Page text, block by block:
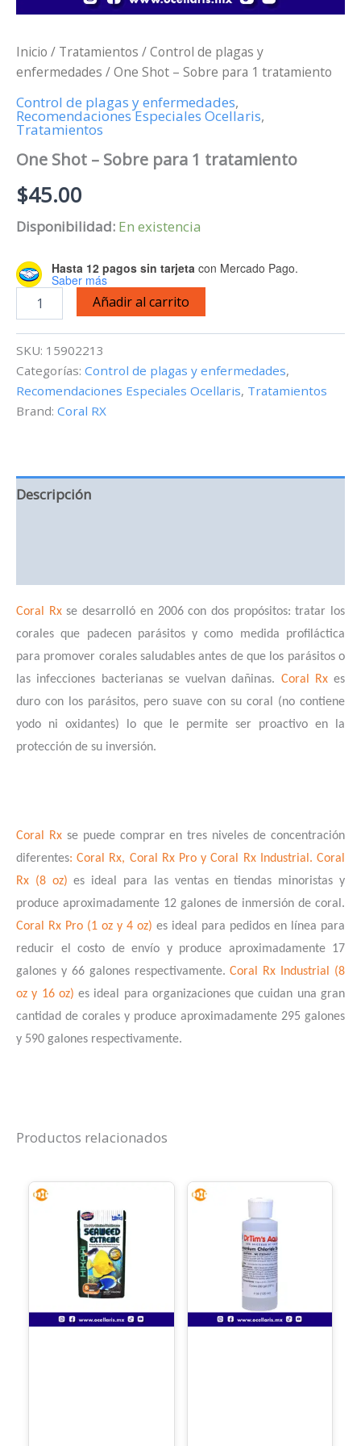
Inicio / Tratamientos /Control de plagas y
enfermedades / One Shot – Sobre para 1 tratamiento
Control de plagas y enfermedades,
Recomendaciones Especiales Ocellaris,
Tratamientos
One Shot – Sobre para 1 tratamiento
$45.00
Disponibilidad: En existencia
Hasta 12 pagos sin tarjeta con Mercado Pago.
Saber más
para
1
tratamiento
cantidad
Añadir al carrito
SKU: 15902213
Categorías: Control de plagas y enfermedades,
Recomendaciones Especiales Ocellaris, Tratamientos
Brand: Coral RX
Descripción
Coral Rxse desarrolló en 2006 con dos propósitos: tratar los
corales que padecen parásitos y como medida profiláctica
para promover corales saludables antes de que los parásitos o
las infecciones bacterianas se vuelvan dañinas. Coral Rxes
duro con los parásitos, pero suave con su coral (no contiene
yodo ni oxidantes) lo que le permite ser proactivo en la
protección de su inversión.
Coral Rxse puede comprar en tres niveles de concentración
diferentes: Coral Rx, Coral Rx Pro y Coral Rx Industrial. Coral
Rx (8 oz) es ideal para las ventas en tiendas minoristas y
produce aproximadamente 12 galones de inmersión de coral.
Coral Rx Pro (1 oz y 4 oz) es ideal para pedidos en línea para
reducir el costo de envío y produce aproximadamente 17
galones y 66 galones respectivamente.Coral Rx Industrial (8
oz y 16 oz) es ideal para organizaciones que cuidan una gran
cantidad de corales y produce aproximadamente 295 galones
y 590 galones respectivamente.
Productos relacionados